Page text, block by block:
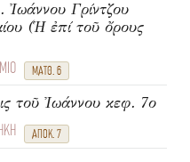
Γρίντζου
(Ἡ ἐπί τοῦ ὄρους
ΜΑΤΘ. 6
τοῦ Ἰωάννου κεφ. 7ο
ΑΠΟΚ. 7